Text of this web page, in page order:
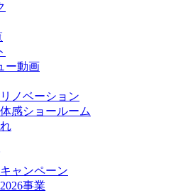
ー動画
ノベーション
感ショールーム
ャンペーン
事業